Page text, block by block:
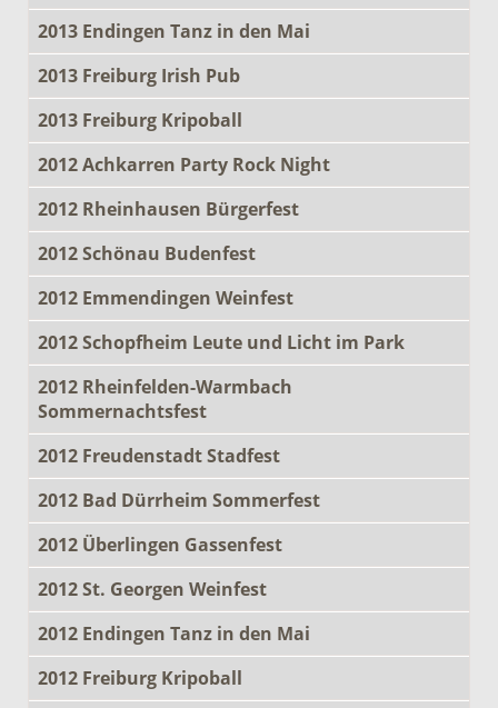
2013 Endingen Tanz in den Mai
2013 Freiburg Irish Pub
2013 Freiburg Kripoball
2012 Achkarren Party Rock Night
2012 Rheinhausen Bürgerfest
2012 Schönau Budenfest
2012 Emmendingen Weinfest
2012 Schopfheim Leute und Licht im Park
2012 Rheinfelden-Warmbach
Sommernachtsfest
2012 Freudenstadt Stadfest
2012 Bad Dürrheim Sommerfest
2012 Überlingen Gassenfest
2012 St. Georgen Weinfest
2012 Endingen Tanz in den Mai
2012 Freiburg Kripoball